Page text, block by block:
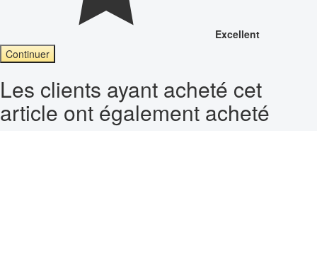
Excellent
Continuer
Les clients ayant acheté cet
article ont également acheté